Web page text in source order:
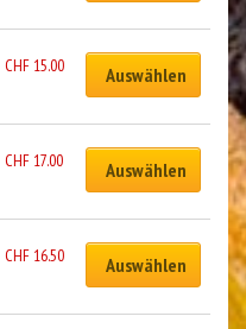
CHF 15.00 Auswählen
CHF 17.00 Auswählen
CHF 16.50 Auswählen